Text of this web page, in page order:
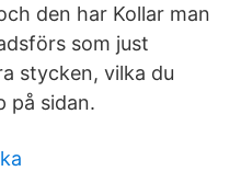
den har Kollar man
som just
stycken, vilka du
på sidan.